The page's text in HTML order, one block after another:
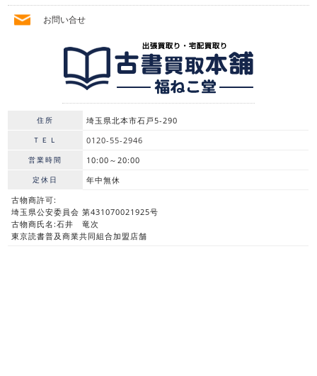
お問い合せ
住所 埼玉県北本市石戸5-290
ＴＥＬ 0120-55-2946
営業時間 10:00～20:00
定休日
年中無休
古物商許可:
埼玉県公安委員会 第431070021925号
古物商氏名:石井 竜次
東京読書普及商業共同組合加盟店舗